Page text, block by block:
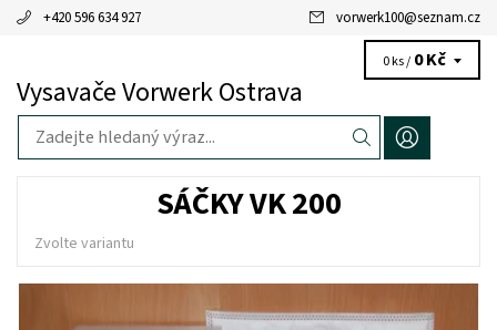
+420 596 634 927 vorwerk100@seznam.cz
Vysavače Vorwerk Ostrava
0 ks / 0 Kč
SÁČKY VK 200
Zvolte variantu